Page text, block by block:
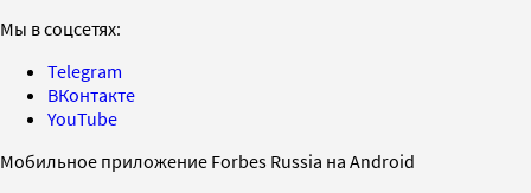
Мы в соцсетях:
Telegram
ВКонтакте
YouTube
Мобильное приложение Forbes Russia на Android